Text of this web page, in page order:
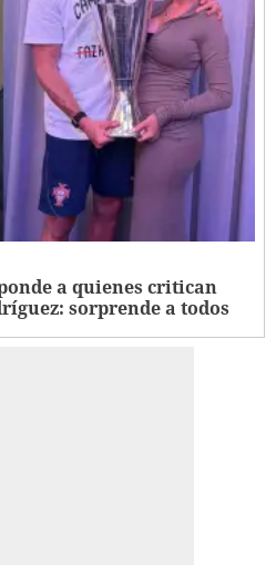
a quienes critican
sorprende a todos